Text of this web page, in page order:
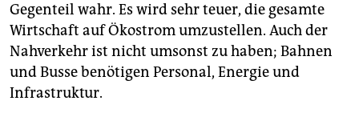
Gegenteil wahr. Es wird sehr teuer, die gesamte
Wirtschaft auf Ökostrom umzustellen. Auch der
Nahverkehr ist nicht umsonst zu haben; Bahnen
und Busse benötigen Personal, Energie und
Infrastruktur.